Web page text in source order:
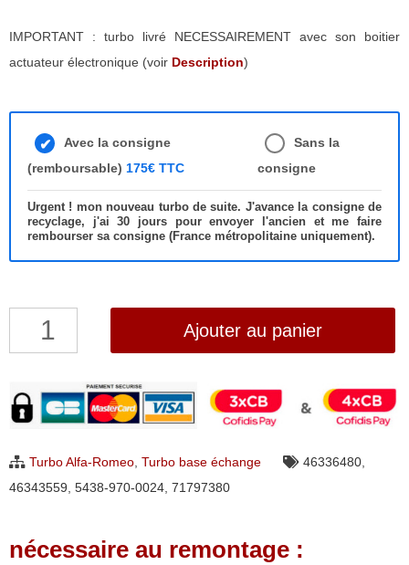
IMPORTANT : turbo livré NECESSAIREMENT avec son boitier
actuateur électronique (voir Description)
Avec la consigne
(remboursable) 175€ TTC
Sans la
consigne
Urgent ! mon nouveau turbo de suite. J'avance la consigne de
recyclage, j'ai 30 jours pour envoyer l'ancien et me faire
rembourser sa consigne (France métropolitaine uniquement).
quantité
Alfa-
Romeo
1.6
5438-
Ajouter au panier
Turbo Alfa-Romeo, Turbo base échange 46336480,
46343559, 5438-970-0024, 71797380
nécessaire au remontage :